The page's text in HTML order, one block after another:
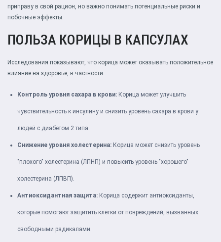
приправу в свой рацион, но важно понимать потенциальные риски и
побочные эффекты.
ПОЛЬЗА КОРИЦЫ В КАПСУЛАХ
Исследования показывают, что корица может оказывать положительное
влияние на здоровье, в частности:
Контроль уровня сахара в крови: Корица может улучшить
чувствительность к инсулину и снизить уровень сахара в крови у
людей с диабетом 2 типа.
Снижение уровня холестерина: Корица может снизить уровень
"плохого" холестерина (ЛПНП) и повысить уровень "хорошего"
холестерина (ЛПВП).
Антиоксидантная защита: Корица содержит антиоксиданты,
которые помогают защитить клетки от повреждений, вызванных
свободными радикалами.